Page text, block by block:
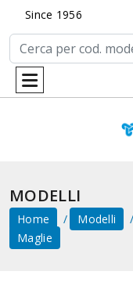
Since 1956
MODELLI
Home Modelli
Maglie